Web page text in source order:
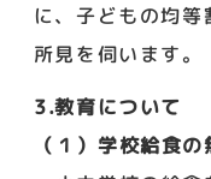
に、子どもの均
所見を伺います。
3.教育について
（１）学校給食の